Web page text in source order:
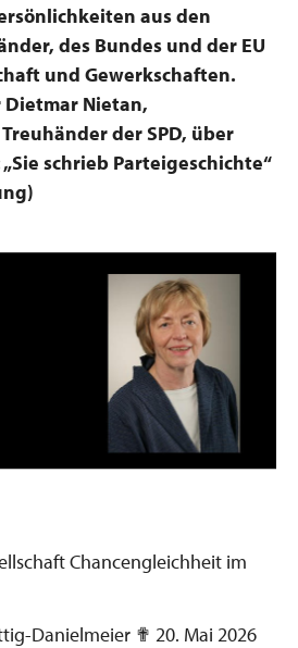
aus den
des Bundes und der EU
und Gewerkschaften.
Dietmar Nietan,
der SPD, über
schrieb Parteigeschichte“
Chancengleichheit im
Danielmeier ✟ 20. Mai 2026